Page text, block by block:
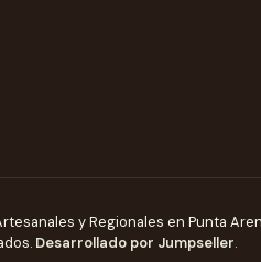
y Regionales en Punta
Desarrollado por Jumpseller.